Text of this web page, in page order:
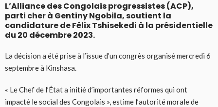
L’Alliance des Congolais progressistes (ACP),
parti cher à Gentiny Ngobila, soutient la
candidature de Félix Tshisekedi à la présidentielle
du 20 décembre 2023.
La décision a été prise à l’issue d’un congrès organisé mercredi 6
septembre à Kinshasa.
« Le Chef de l’État a initié d’importantes réformes qui ont
impacté le social des Congolais », estime l’autorité morale de